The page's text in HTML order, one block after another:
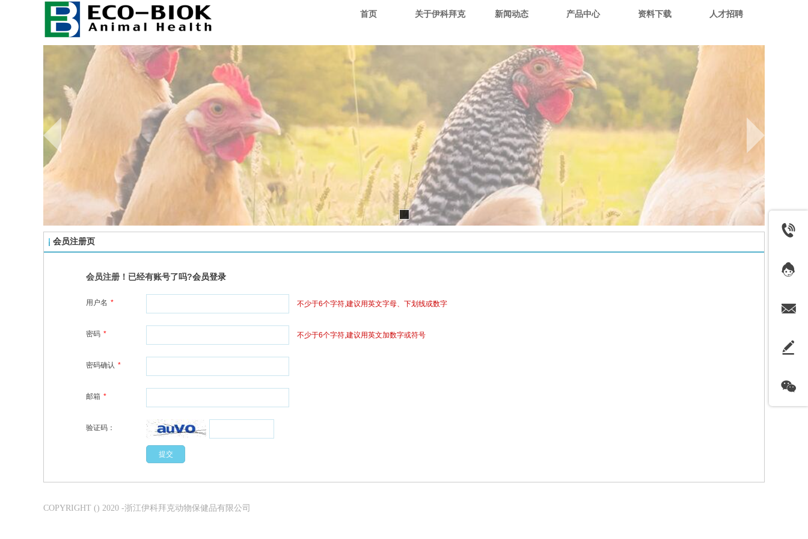
首页 关于伊科拜克 新闻动态 产品中心 资料下载 人才招聘
会员注册页
会员注册！已经有账号了吗?会员登录
用户名 * 不少于6个字符,建议用英文字母、下划线或数字
密码 * 不少于6个字符,建议用英文加数字或符号
密码确认 *
邮箱 *
验证码：
COPYRIGHT () 2020 -浙江伊科拜克动物保健品有限公司